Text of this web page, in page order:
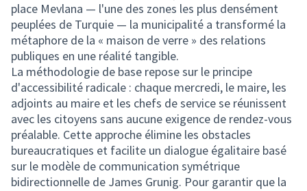
place Mevlana — l'une des zones les plus densément
peuplées de Turquie — la municipalité a transformé la
métaphore de la « maison de verre » des relations
publiques en une réalité tangible.
La méthodologie de base repose sur le principe
d'accessibilité radicale : chaque mercredi, le maire, les
adjoints au maire et les chefs de service se réunissent
avec les citoyens sans aucune exigence de rendez-vous
préalable. Cette approche élimine les obstacles
bureaucratiques et facilite un dialogue égalitaire basé
sur le modèle de communication symétrique
bidirectionnelle de James Grunig. Pour garantir que la